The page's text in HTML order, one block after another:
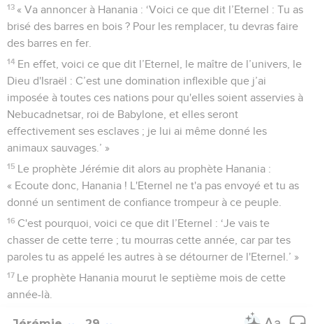
13 « Va annoncer à Hanania : ‘Voici ce que dit l’Eternel : Tu as
brisé des barres en bois ? Pour les remplacer, tu devras faire
des barres en fer.
14 En effet, voici ce que dit l’Eternel, le maître de l’univers, le
Dieu d'Israël : C’est une domination inflexible que j’ai
imposée à toutes ces nations pour qu'elles soient asservies à
Nebucadnetsar, roi de Babylone, et elles seront
effectivement ses esclaves ; je lui ai même donné les
animaux sauvages.’ »
15 Le prophète Jérémie dit alors au prophète Hanania :
« Ecoute donc, Hanania ! L'Eternel ne t'a pas envoyé et tu as
donné un sentiment de confiance trompeur à ce peuple.
16 C'est pourquoi, voici ce que dit l’Eternel : ‘Je vais te
chasser de cette terre ; tu mourras cette année, car par tes
paroles tu as appelé les autres à se détourner de l'Eternel.’ »
17 Le prophète Hanania mourut le septième mois de cette
année-là.